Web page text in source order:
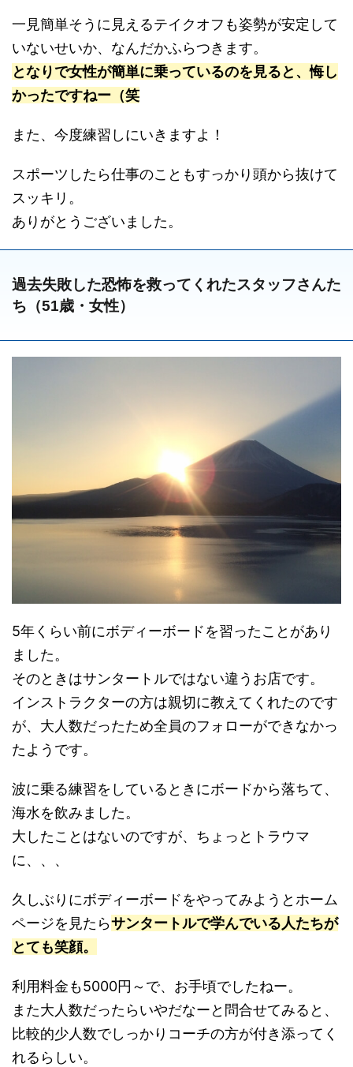
一見簡単そうに見えるテイクオフも姿勢が安定して
いないせいか、なんだかふらつきます。
となりで女性が簡単に乗っているのを見ると、悔し
かったですねー（笑
また、今度練習しにいきますよ！
スポーツしたら仕事のこともすっかり頭から抜けて
スッキリ。
ありがとうございました。
過去失敗した恐怖を救ってくれたスタッフさんた
ち（51歳・女性）
5年くらい前にボディーボードを習ったことがあり
ました。
そのときはサンタートルではない違うお店です。
インストラクターの方は親切に教えてくれたのです
が、大人数だったため全員のフォローができなかっ
たようです。
波に乗る練習をしているときにボードから落ちて、
海水を飲みました。
大したことはないのですが、ちょっとトラウマ
に、、、
久しぶりにボディーボードをやってみようとホーム
ページを見たらサンタートルで学んでいる人たちが
とても笑顔。
利用料金も5000円～で、お手頃でしたねー。
また大人数だったらいやだなーと問合せてみると、
比較的少人数でしっかりコーチの方が付き添ってく
れるらしい。